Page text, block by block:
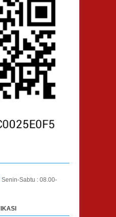
Senin-Sabtu : 08.00-